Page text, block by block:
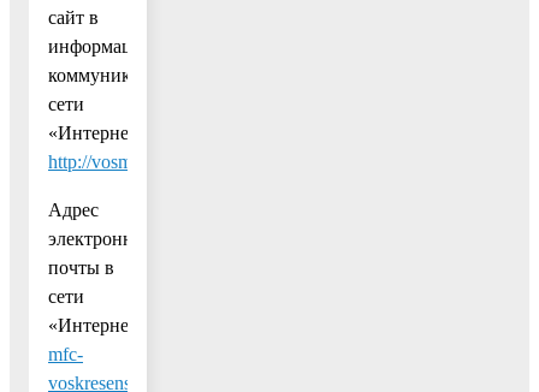
сайт в
информационно-
коммуникационной
сети
«Интернет»:
http://vosmfc.ru/
Адрес
электронной
почты в
сети
«Интернет»:
mfc-
voskresenskmr@mosreg.ru